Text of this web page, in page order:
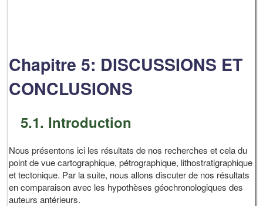
Chapitre 5: DISCUSSIONS ET
CONCLUSIONS
5.1. Introduction
Nous présentons ici les résultats de nos recherches et cela du
point de vue cartographique, pétrographique, lithostratigraphique
et tectonique. Par la suite, nous allons discuter de nos résultats
en comparaison avec les hypothèses géochronologiques des
auteurs antérieurs.